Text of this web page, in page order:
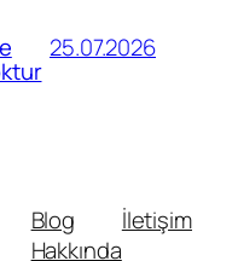
25.07.2026
Blog
Hakkında
İletişim